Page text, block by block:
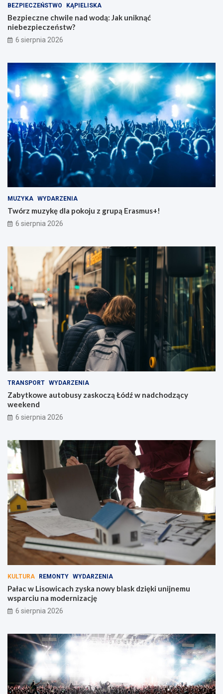
BEZPIECZEŃSTWO KĄPIELISKA
Bezpieczne chwile nad wodą: Jak uniknąć
niebezpieczeństw?
6 sierpnia 2026
MUZYKA WYDARZENIA
Twórz muzykę dla pokoju z grupą Erasmus+!
6 sierpnia 2026
TRANSPORT WYDARZENIA
Zabytkowe autobusy zaskoczą Łódź w nadchodzący
weekend
6 sierpnia 2026
KULTURA REMONTY WYDARZENIA
Pałac w Lisowicach zyska nowy blask dzięki unijnemu
wsparciu na modernizację
6 sierpnia 2026